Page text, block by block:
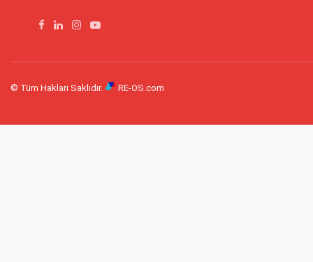
© Tüm Hakları Saklıdır. RE-OS.com